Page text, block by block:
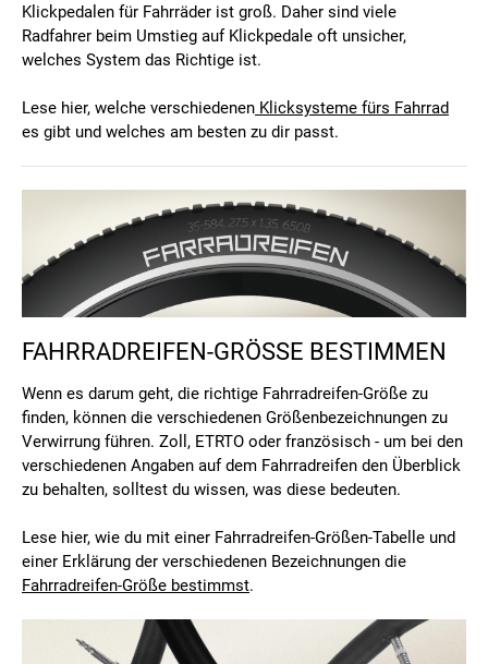
Klickpedalen für Fahrräder ist groß. Daher sind viele
Radfahrer beim Umstieg auf Klickpedale oft unsicher,
welches System das Richtige ist.
Lese hier, welche verschiedenen Klicksysteme fürs Fahrrad
es gibt und welches am besten zu dir passt.
FAHRRADREIFEN-GRÖSSE BESTIMMEN
Wenn es darum geht, die richtige Fahrradreifen-Größe zu
finden, können die verschiedenen Größenbezeichnungen zu
Verwirrung führen. Zoll, ETRTO oder französisch - um bei den
verschiedenen Angaben auf dem Fahrradreifen den Überblick
zu behalten, solltest du wissen, was diese bedeuten.
Lese hier, wie du mit einer Fahrradreifen-Größen-Tabelle und
einer Erklärung der verschiedenen Bezeichnungen die
Fahrradreifen-Größe bestimmst.